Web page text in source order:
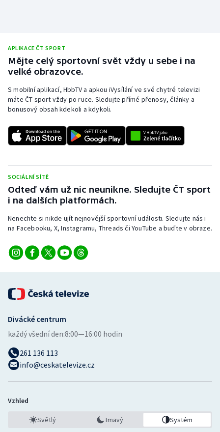
APLIKACE ČT SPORT
Mějte celý sportovní svět vždy u sebe i na
velké obrazovce.
S mobilní aplikací, HbbTV a apkou iVysílání ve své chytré televizi
máte ČT sport vždy po ruce. Sledujte přímé přenosy, články a
bonusový obsah kdekoli a kdykoli.
SOCIÁLNÍ SÍTĚ
Odteď vám už nic neunikne. Sledujte ČT sport
i na dalších platformách.
Nenechte si nikde ujít nejnovější sportovní události. Sledujte nás i
na Facebooku, X, Instagramu, Threads či YouTube a buďte v obraze.
Divácké centrum
každý všední den:8:00—16:00 hodin
261 136 113
info@ceskatelevize.cz
Vzhled
Světlý Tmavý Systém